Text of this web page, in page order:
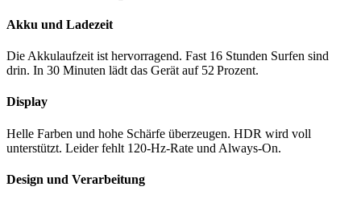
Akku und Ladezeit
Die Akkulaufzeit ist hervorragend. Fast 16 Stunden Surfen sind
drin. In 30 Minuten lädt das Gerät auf 52 Prozent.
Display
Helle Farben und hohe Schärfe überzeugen. HDR wird voll
unterstützt. Leider fehlt 120-Hz-Rate und Always-On.
Design und Verarbeitung